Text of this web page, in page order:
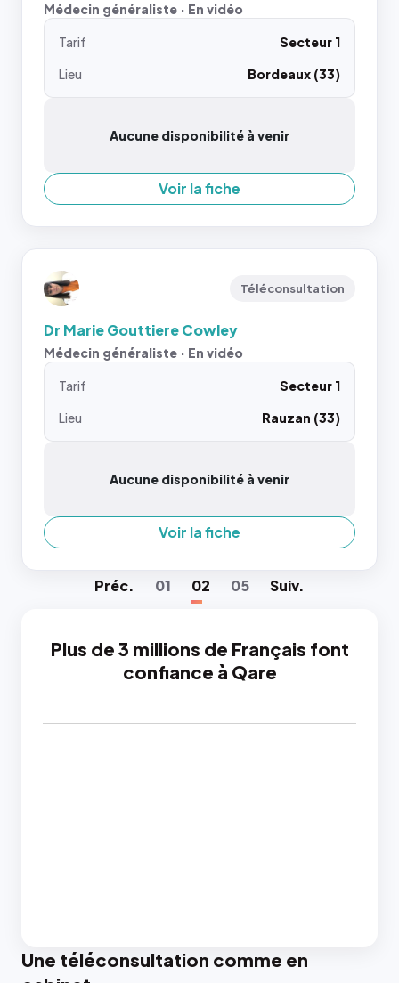
Médecin généraliste · En vidéo
Tarif
Secteur 1
Lieu
Bordeaux (33)
Aucune disponibilité à venir
Voir la fiche
Téléconsultation
Dr Marie Gouttiere Cowley
Médecin généraliste · En vidéo
Tarif
Secteur 1
Lieu
Rauzan (33)
Aucune disponibilité à venir
Voir la fiche
Préc. 01 02 05 Suiv.
Plus de 3 millions de Français font
confiance à Qare
Une téléconsultation comme en